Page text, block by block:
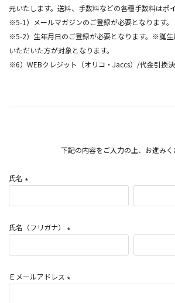
元いたします。送料、手数料などの各種手数料はポ
※5-1）メールマガジンのご登録が必要となります。
※5-2）生年月日のご登録が必要となります。※誕生
いただいた方が対象となります。
※6）WEBクレジット（オリコ・Jaccs）/代金引換決
下記の内容をご入力の上、お進みく
氏名
必
須
)
氏名（フリガナ）
必
)
Ｅメールアドレス